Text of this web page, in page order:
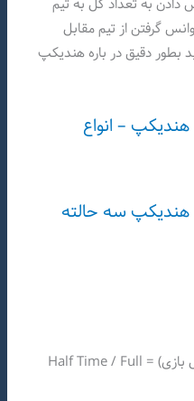
به تعداد گل به تیم
گرفتن از تیم مقابل
بطور دقیق در باره هندیکپ
– انواع
سه حالته
HT-FT = نتیجه نیمه اول / نتیجه کل بازی) = Half Time / Full